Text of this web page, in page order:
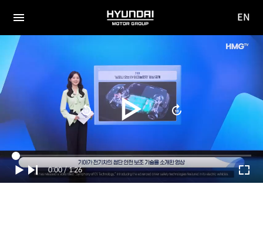
전체
HYUNDAI
MOTOR
사이
EN
Current
Time
0:00 / Duration
1:26